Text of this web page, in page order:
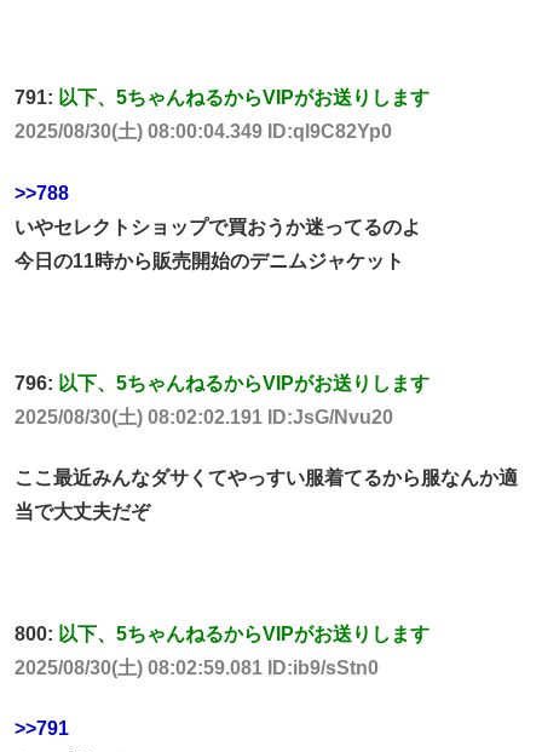
791: 以下、5ちゃんねるからVIPがお送りします
2025/08/30(土) 08:00:04.349 ID:ql9C82Yp0
>>788
いやセレクトショップで買おうか迷ってるのよ
今日の11時から販売開始のデニムジャケット
796: 以下、5ちゃんねるからVIPがお送りします
2025/08/30(土) 08:02:02.191 ID:JsG/Nvu20
ここ最近みんなダサくてやっすい服着てるから服なんか適
当で大丈夫だぞ
800: 以下、5ちゃんねるからVIPがお送りします
2025/08/30(土) 08:02:59.081 ID:ib9/sStn0
>>791